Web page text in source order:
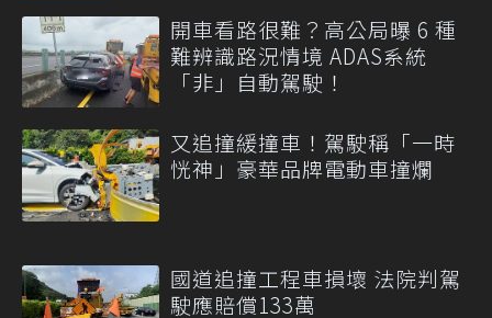
開車看路很難？高公局曝 6 種
難辨識路況情境 ADAS系統
「非」自動駕駛！
又追撞緩撞車！駕駛稱「一時
恍神」豪華品牌電動車撞爛
國道追撞工程車損壞 法院判駕
駛應賠償133萬